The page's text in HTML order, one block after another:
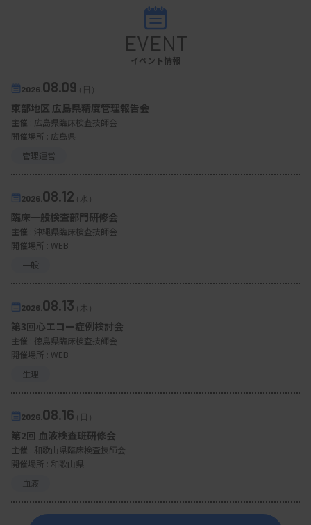
EVENT
イベント情報
2026. 08.09（日）
東部地区 広島県精度管理報告会
主催 : 広島県臨床検査技師会
開催場所 : 広島県
管理運営
2026. 08.12（水）
臨床一般検査部門研修会
主催 : 沖縄県臨床検査技師会
開催場所 : WEB
一般
2026. 08.13（木）
第3回心エコー症例検討会
主催 : 徳島県臨床検査技師会
開催場所 : WEB
生理
2026. 08.16（日）
第2回 血液検査班研修会
主催 : 和歌山県臨床検査技師会
開催場所 : 和歌山県
血液